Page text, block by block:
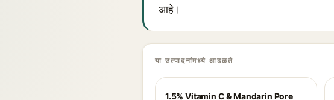
आहे।
या उत्पादनांमध्ये आढळते
1.5% Vitamin C & Mandarin Pore